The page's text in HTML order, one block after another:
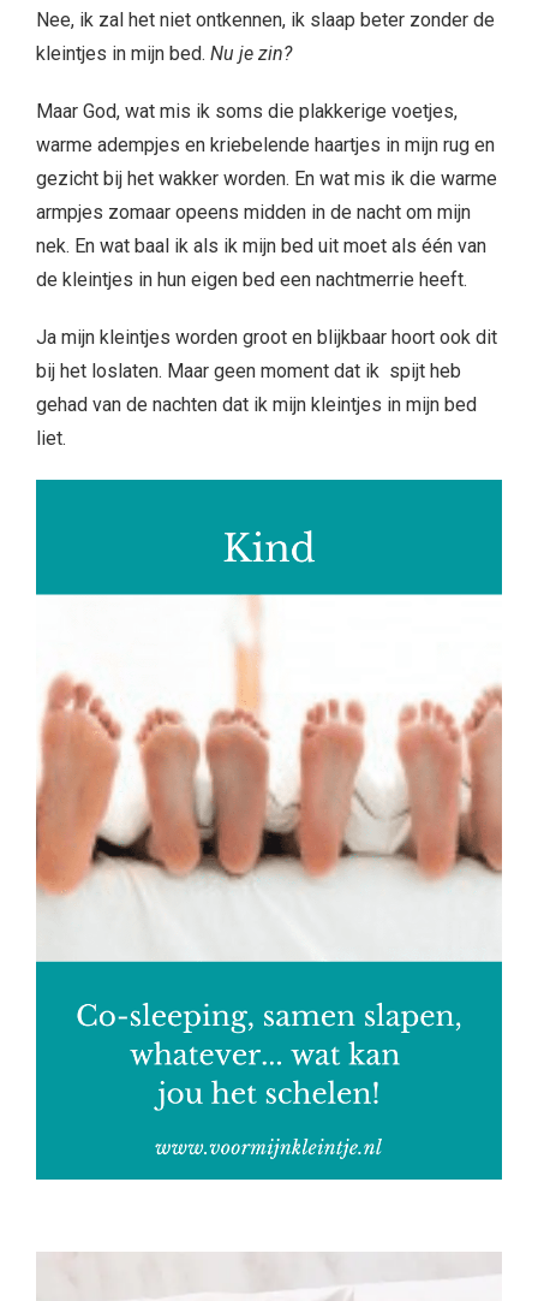
Nee, ik zal het niet ontkennen, ik slaap beter zonder de
kleintjes in mijn bed. Nu je zin?
Maar God, wat mis ik soms die plakkerige voetjes,
warme adempjes en kriebelende haartjes in mijn rug en
gezicht bij het wakker worden. En wat mis ik die warme
armpjes zomaar opeens midden in de nacht om mijn
nek. En wat baal ik als ik mijn bed uit moet als één van
de kleintjes in hun eigen bed een nachtmerrie heeft.
Ja mijn kleintjes worden groot en blijkbaar hoort ook dit
bij het loslaten. Maar geen moment dat ik spijt heb
gehad van de nachten dat ik mijn kleintjes in mijn bed
liet.